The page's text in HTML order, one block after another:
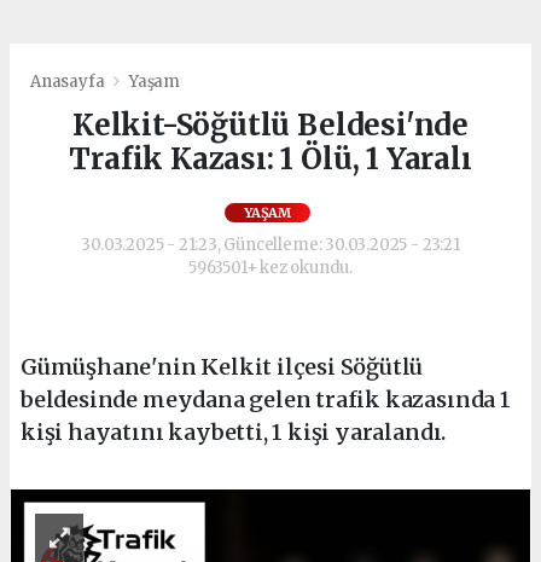
Anasayfa Yaşam
Kelkit-Söğütlü Beldesi'nde
Trafik Kazası: 1 Ölü, 1 Yaralı
YAŞAM
30.03.2025 - 21:23, Güncelleme: 30.03.2025 - 23:21
5963501+ kez okundu.
Gümüşhane'nin Kelkit ilçesi Söğütlü
beldesinde meydana gelen trafik kazasında 1
kişi hayatını kaybetti, 1 kişi yaralandı.